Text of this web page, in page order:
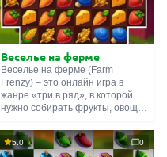
Веселье на ферме
Веселье на ферме (Farm
Frenzy) – это онлайн игра в
жанре «три в ряд», в которой
нужно собирать фрукты, овощи,
одинаковых плодов окажется в
одном ряду, тем лучше. Но
5.0 0